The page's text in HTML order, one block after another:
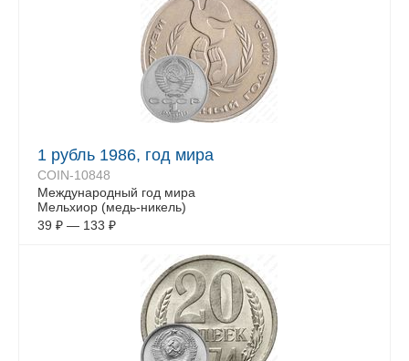
1 рубль 1986, год мира
COIN-10848
Международный год мира
Мельхиор (медь-никель)
39 ₽ — 133 ₽